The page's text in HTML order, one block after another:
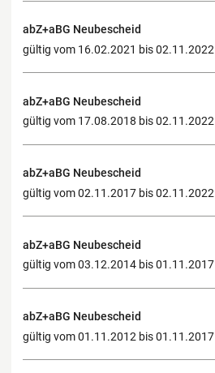
abZ+aBG Neubescheid
gültig vom 16.02.2021 bis 02.11.2022
abZ+aBG Neubescheid
gültig vom 17.08.2018 bis 02.11.2022
abZ+aBG Neubescheid
gültig vom 02.11.2017 bis 02.11.2022
abZ+aBG Neubescheid
gültig vom 03.12.2014 bis 01.11.2017
abZ+aBG Neubescheid
gültig vom 01.11.2012 bis 01.11.2017